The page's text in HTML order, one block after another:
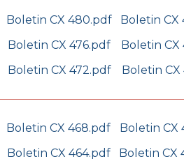
Boletin CX 480.pdf
Boletin CX
Boletin CX 476.pdf
Boletin CX
Boletin CX 472.pdf Boletin CX
Boletin CX 468.pdf
Boletin CX
Boletin CX 464.pdf Boletin CX